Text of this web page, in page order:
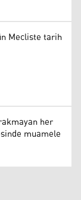
Mecliste tarih
her
muamele